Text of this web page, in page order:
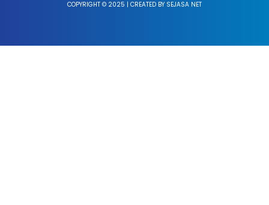
COPYRIGHT © 2025 | CREATED BY SEJASA NET